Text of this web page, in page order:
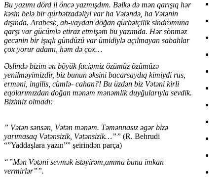
Bu yazımı dörd il öncə yazmışdım. Bəlkə də mən qarışıq hər
kəsin belə bir qürbətzadəliyi var ha Vətəndə, ha Vətənin
dışında. Arabesk, ah-vaydan doğan qürbətçilik sindromuna
qarşı var gücümlə etiraz etmişəm bu yazımda. Hər sönməz
gecənin bir işıqlı gündüzü var ümidiylə açılmayan sabahlar
çox yorur adamı, həm də çox…
Əslində bizim ən böyük faciəmiz özümüz özümüzə
yenilməyimizdir, biz bunun əksini bacarsaydıq kimiydi rus,
erməni, ingilis, cümlə- cahan?! Bu üzdən biz Vətəni kirli
eqolarımızdan doğan mənəm mənəmlik duyğularıyla sevdik.
Bizimiz olmadı:
” Vətən sənsən, Vətən mənəm. Təmənnasız əgər bizə
yarımasaq Vətənsizik, Vətənsizik…”” (R. Behrudi
“”Yaddaşlara yazın”” şeirindən parça)
“”Mən Vətəni sevmək istəyirəm,amma buna imkan
vermirlər””.